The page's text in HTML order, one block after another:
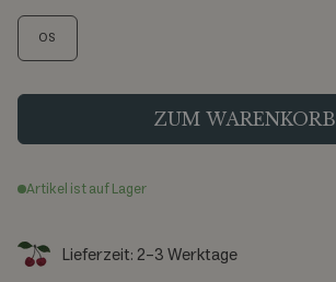
S
i
OS
ZUM WARENKORB
Artikel ist auf Lager
Lieferzeit: 2-3 Werktage